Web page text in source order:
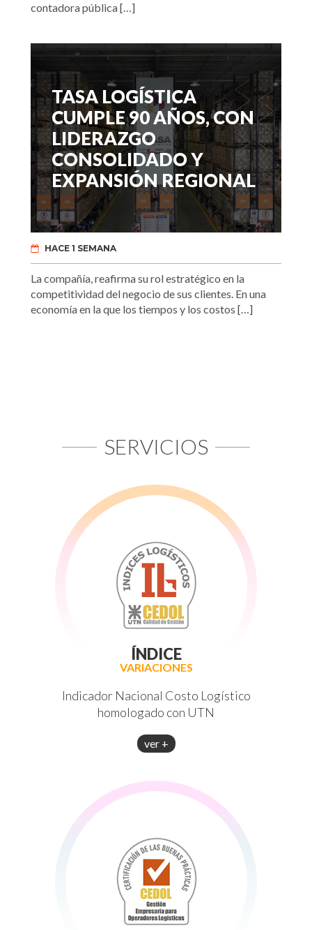
contadora pública […]
TASA LOGÍSTICA
CUMPLE 90 AÑOS, CON
LIDERAZGO
CONSOLIDADO Y
EXPANSIÓN REGIONAL
HACE 1 SEMANA
La compañía, reafirma su rol estratégico en la
competitividad del negocio de sus clientes. En una
economía en la que los tiempos y los costos […]
SERVICIOS
ÍNDICE
VARIACIONES
Indicador Nacional Costo Logístico
homologado con UTN
ver +